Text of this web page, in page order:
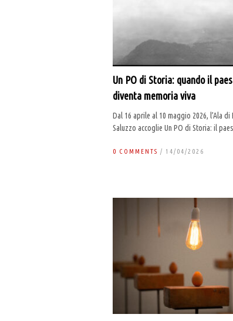
Un PO di Storia: quando il
diventa memoria viva
Dal 16 aprile al 10 maggio 2026, l’Ala di
Saluzzo accoglie Un PO di Storia: il
0 COMMENTS / 14/04/2026